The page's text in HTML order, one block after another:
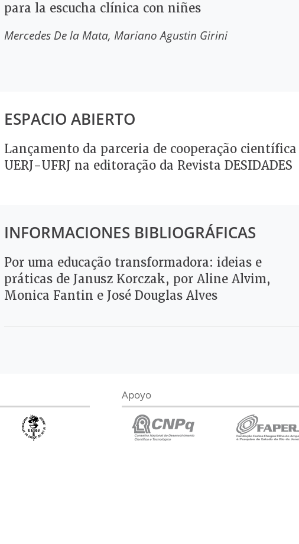
para la escucha clínica con niñes
Mercedes De la Mata Mariano Agustin Girini
ESPACIO ABIERTO
Lançamento da parceria de cooperação científica
UERJ-UFRJ na editoração da Revista DESIDADES
INFORMACIONES BIBLIOGRÁFICAS
Por uma educação transformadora: ideias e
práticas de Janusz Korczak, por Aline Alvim,
Monica Fantin e José Douglas Alves
Apoyo